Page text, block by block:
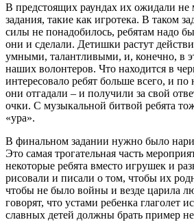
В предстоящих раундах их ожидали не
задания, такие как игротека. В таком
силы не понадобилось, ребятам надо
они и сделали. Детишки растут
умными, талантливыми, и, конечно, в
наших волонтеров. Что находится в
интересовало ребят больше всего, и
они отгадали – и получили за свой
очки. С музыкальной битвой ребята
«ура».
В финальном задании нужно было
Это самая трогательная часть
некоторые ребята вместо игрушек и
рисовали и писали о том, чтобы их
чтобы не было войны и везде царила
говорят, что устами ребенка глаголет
славных детей должны брать пример